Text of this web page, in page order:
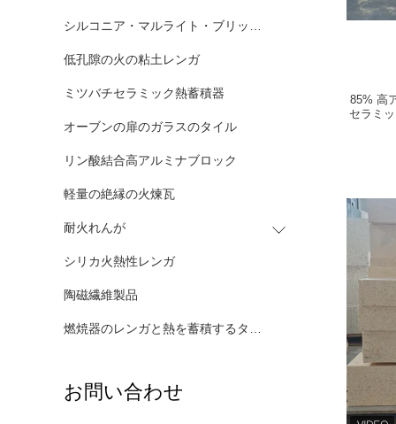
低孔隙の火の粘土レンガ
ミツバチセラミック熱蓄積器
オーブンの扉のガラスのタイル
リン酸結合高アルミナブロック
軽量の絶縁の火煉瓦
耐火れんが
シリカ火熱性レンガ
陶磁繊維製品
お問い合わせ
85% 高
セラミ